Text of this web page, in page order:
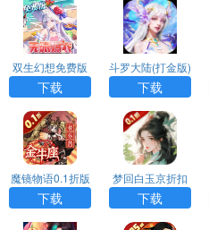
双生幻想免费版
下载
斗罗大陆(打金版)
下载
魔镜物语0.1折版
下载
梦回白玉京折扣
版
下载